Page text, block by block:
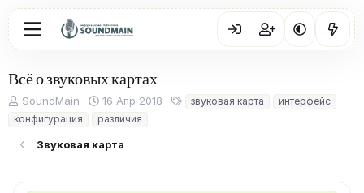
Всё о звуковых картах
А
в
т
о
SoundMain
Д
а
т
а
16 Апр 2018
Тзвуковая карта
интерфейс
конфигурация
различия
Звуковая карта